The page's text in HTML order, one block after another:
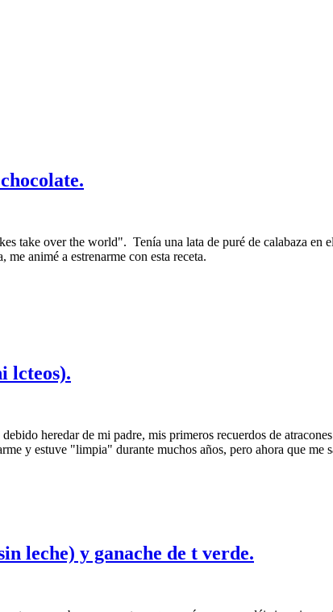
take over the world". Tenía una lata de puré de calabaza en
animé a estrenarme con esta receta.
lcteos).
heredar de mi padre, mis primeros recuerdos de
y estuve "limpia" durante muchos años, pero ahora que me
leche) y ganache de t verde.